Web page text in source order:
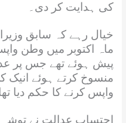
کی ہدایت کر دی۔
خیال رہے کہ سابق
ماہ اکتوبر میں وطن
پیش ہوئے تھے جس پر
منسوخ کرتے ہوئے انیک
واپس کرنے کا حکم دیا
احتساب عدالت نے توشہ